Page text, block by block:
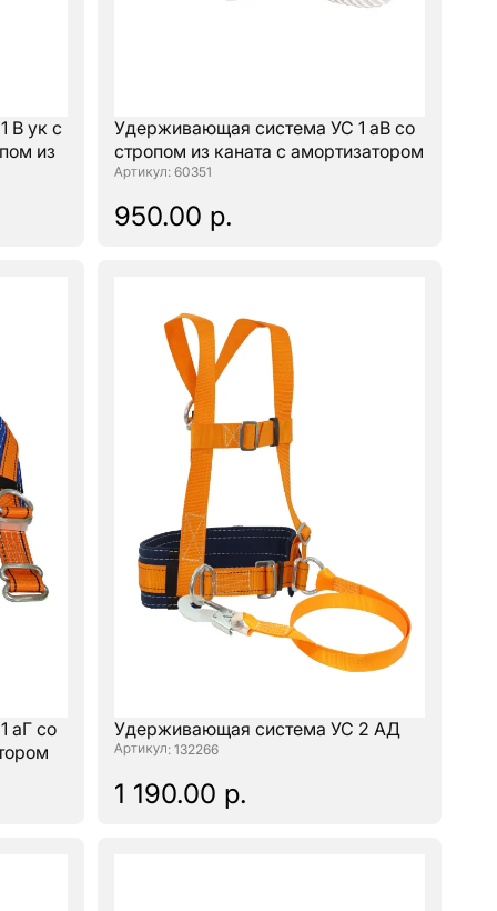
В ук с
из
Удерживающая система УС 1 аВ со
стропом из каната с амортизатором
: 60351
950.00 р.
аГ со
Удерживающая система УС 2 АД
: 132266
1 190.00 р.